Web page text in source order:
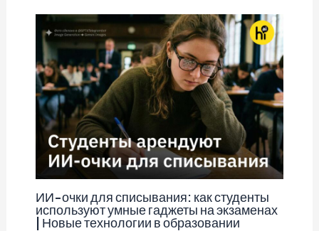
ИИ-очки для списывания: как студенты
используют умные гаджеты на экзаменах
| Новые технологии в образовании